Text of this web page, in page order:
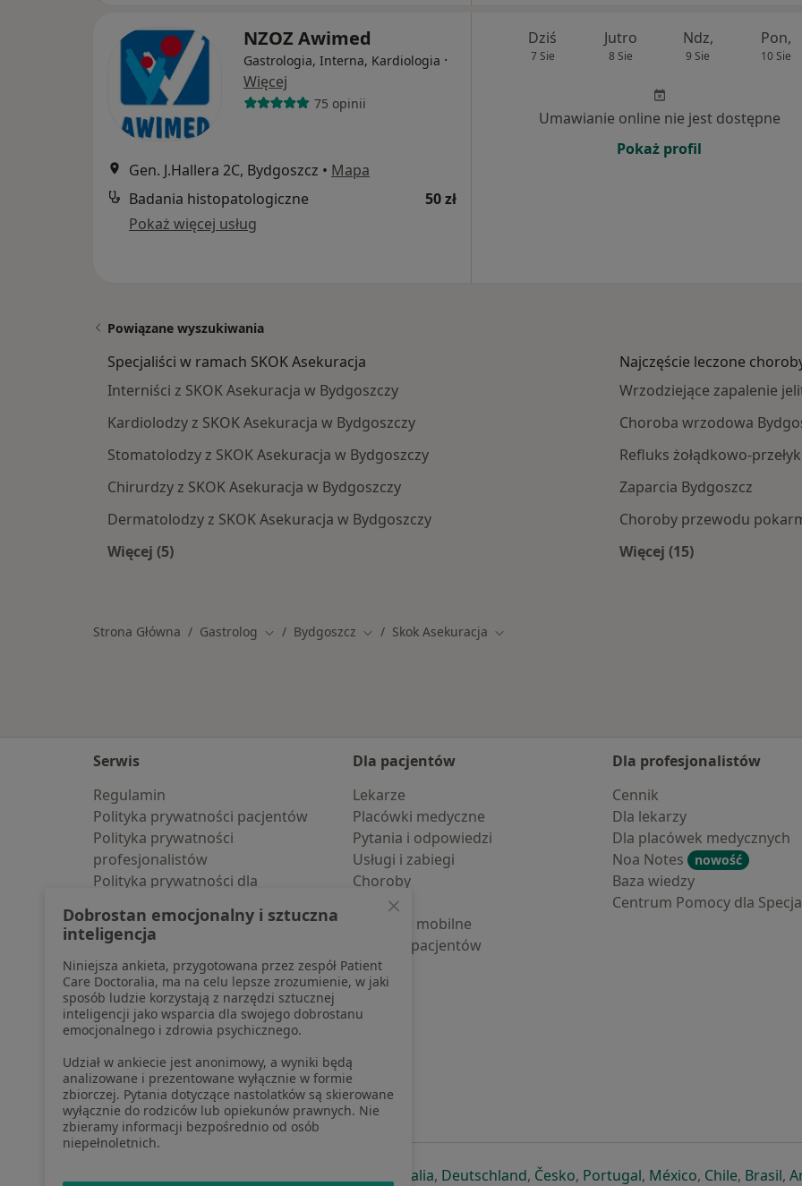
NZOZ Awimed
Gastrologia, Interna, Kardiologia ·
Więcej
75 opinii
Gen. J.Hallera 2C, Bydgoszcz • Mapa
Badania histopatologiczne
50 zł
Pokaż więcej usług
Dziś
7 Sie
Jutro
8 Sie
Ndz,
9 Sie
Pon,
10 Sie
Umawianie online nie jest dostępne
Pokaż profil
Powiązane wyszukiwania
Specjaliści w ramach SKOK Asekuracja
Interniści z SKOK Asekuracja w Bydgoszczy
Kardiolodzy z SKOK Asekuracja w Bydgoszczy
Stomatolodzy z SKOK Asekuracja w Bydgoszczy
Chirurdzy z SKOK Asekuracja w Bydgoszczy
Dermatolodzy z SKOK Asekuracja w Bydgoszczy
Więcej (5)
Najczęście leczone
Wrzodziejące zapalenie
Choroba wrzodowa
Refluks żołądkowo-
Zaparcia Bydgoszcz
Choroby przewodu
Więcej (15)
Strona Główna Gastrolog Zmień miasto
Bydgoszcz Zmień miasto
Skok Asekuracja Zmień miasto
Serwis
Regulamin
Polityka prywatności pacjentów
Polityka prywatności
profesjonalistów
Polityka prywatności dla
pozyskaliśmy samodzielnie
Polityka cookies
Jak działają wyniki wyszukiwania
Dostępność
O nas
Praca Rekrutujemy!
Partnerzy
Centrum prasowe
Kontakt
Dla pacjentów
Lekarze
Placówki medyczne
Pytania i odpowiedzi
Usługi i zabiegi
Choroby
Pomoc
Aplikacje mobilne
Blog dla pacjentów
Dla profesjonalistów
Cennik
Dla lekarzy
Dla placówek medycznych
Noa Notes
nowość
Baza wiedzy
Centrum Pomocy dla
otwiera się w nowej karcie
otwiera się w nowej karcie
otwiera się w nowej karcie
Italiaotwiera się w nowej karcie
, Deutschlandotwiera się w nowej karcie
, Českootwiera się w nowej karcie
, Portugalotwiera się w nowej
, Méxicootwiera się w
, Chileotwiera
, Brasil,
Dobrostan emocjonalny i sztuczna
inteligencja
Niniejsza ankieta, przygotowana przez zespół Patient
Care Doctoralia, ma na celu lepsze zrozumienie, w jaki
sposób ludzie korzystają z narzędzi sztucznej
inteligencji jako wsparcia dla swojego dobrostanu
emocjonalnego i zdrowia psychicznego.
Udział w ankiecie jest anonimowy, a wyniki będą
analizowane i prezentowane wyłącznie w formie
zbiorczej. Pytania dotyczące nastolatków są skierowane
wyłącznie do rodziców lub opiekunów prawnych. Nie
zbieramy informacji bezpośrednio od osób
niepełnoletnich.